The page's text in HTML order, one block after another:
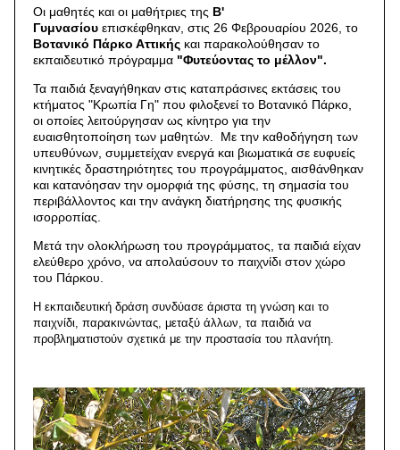
Οι μαθητές και οι μαθήτριες της Β'
Γυμνασίου επισκέφθηκαν, στις 26 Φεβρουαρίου 2026, το
Βοτανικό Πάρκο Αττικής και παρακολούθησαν το
εκπαιδευτικό πρόγραμμα "Φυτεύοντας το μέλλον".
Τα παιδιά ξεναγήθηκαν στις καταπράσινες εκτάσεις του
κτήματος "Κρωπία Γη" που φιλοξενεί το Βοτανικό Πάρκο,
οι οποίες λειτούργησαν ως κίνητρο για την
ευαισθητοποίηση των μαθητών. Με την καθοδήγηση των
υπευθύνων, συμμετείχαν ενεργά και βιωματικά σε ευφυείς
κινητικές δραστηριότητες του προγράμματος, αισθάνθηκαν
και κατανόησαν την ομορφιά της φύσης, τη σημασία του
περιβάλλοντος και την ανάγκη διατήρησης της φυσικής
ισορροπίας.
Μετά την ολοκλήρωση του προγράμματος, τα παιδιά είχαν
ελεύθερο χρόνο, να απολαύσουν το παιχνίδι στον χώρο
του Πάρκου.
Η εκπαιδευτική δράση συνδύασε άριστα τη γνώση και το
παιχνίδι, παρακινώντας, μεταξύ άλλων, τα παιδιά να
προβληματιστούν σχετικά με την προστασία του πλανήτη.